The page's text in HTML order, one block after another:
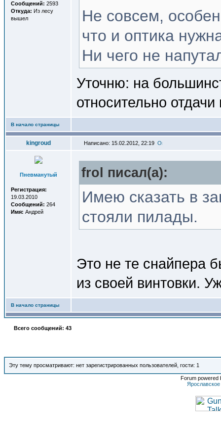
Сообщений: 2593
Откуда: Из лесу
вышел
Не совсем,
что и оптика
Ни чего не
Уточню: на
относительно
В начало страницы
kingroud Написано: 15.02.2012, 22:19
Пневманутый
Регистрация:
19.03.2010
Сообщений: 264
Имя: Андрей
frol писал(a):
Имею сказать в
стояли пилады.
Это не те снайпера
из своей винтовки.
В начало страницы
Всего сообщений: 43
Эту тему просматривают: нет зарегистрированных пользователей, гости: 1
Forum powered